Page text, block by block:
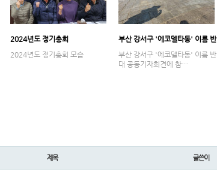
2024년도 정기총회
2024년도 정기총회 모습
부산 강서구 '에코델타동' 이름 반
부산 강서구 '에코델타동' 이름 반
대 공동기자회견에 참…
제목 글쓴이